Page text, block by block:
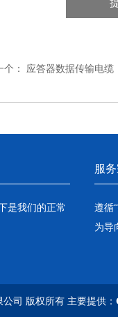
个： 应答器数据传输电缆
是我们的正常
服
遵循
为导
司 版权所有 主要提供：